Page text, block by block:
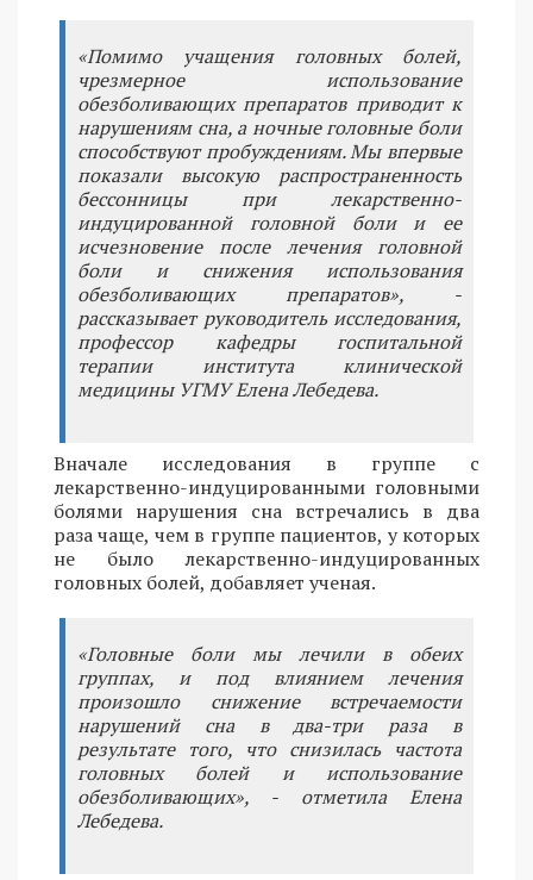
«Помимо учащения головных болей,
чрезмерное использование
обезболивающих препаратов приводит к
нарушениям сна, а ночные головные боли
способствуют пробуждениям. Мы впервые
показали высокую распространенность
бессонницы при лекарственно-
индуцированной головной боли и ее
исчезновение после лечения головной
боли и снижения использования
обезболивающих препаратов», -
рассказывает руководитель исследования,
профессор кафедры госпитальной
терапии института клинической
медицины УГМУ Елена Лебедева.
Вначале исследования в группе с
лекарственно-индуцированными головными
болями нарушения сна встречались в два
раза чаще, чем в группе пациентов, у которых
не было лекарственно-индуцированных
головных болей, добавляет ученая.
«Головные боли мы лечили в обеих
группах, и под влиянием лечения
произошло снижение встречаемости
нарушений сна в два-три раза в
результате того, что снизилась частота
головных болей и использование
обезболивающих», - отметила Елена
Лебедева.